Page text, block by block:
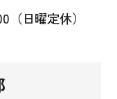
日曜定休）